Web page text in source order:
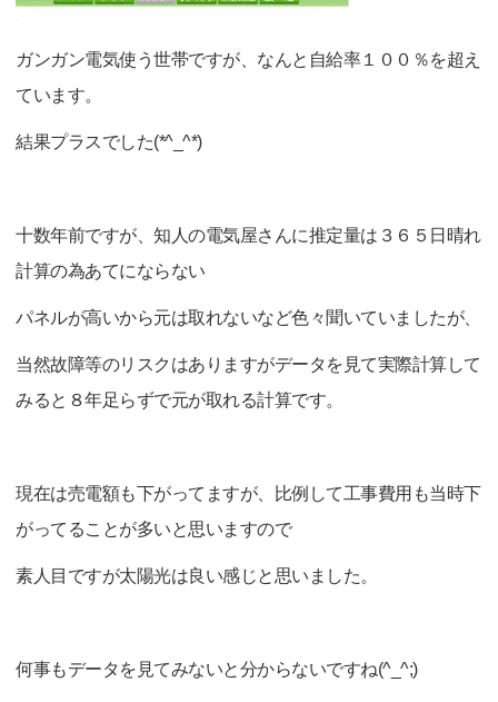
ガンガン電気使う世帯ですが、なんと自給率１００％を超え
ています。
結果プラスでした(*^_^*)
十数年前ですが、知人の電気屋さんに推定量は３６５日晴れ
計算の為あてにならない
パネルが高いから元は取れないなど色々聞いていましたが、
当然故障等のリスクはありますがデータを見て実際計算して
みると８年足らずで元が取れる計算です。
現在は売電額も下がってますが、比例して工事費用も当時下
がってることが多いと思いますので
素人目ですが太陽光は良い感じと思いました。
何事もデータを見てみないと分からないですね(^_^;)